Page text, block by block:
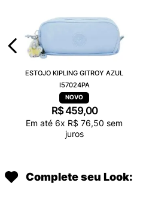
ESTOJO KIPLING GITROY AZUL
I57024PA
R$459,00
Em até 6x R$ 76,50 sem
juros
Complete seu Look: